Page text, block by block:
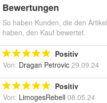
Bewertungen
So haben Kunden, die den
haben, den Kauf bewertet.
Positiv
Von: Dragan Petrovic 29.09.24
Positiv
Von: LimogesRebell 08.05.24